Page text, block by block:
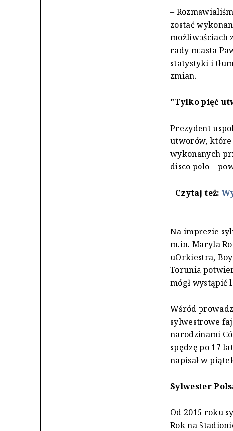
–
zostać
możliwościach
rady miasta
statystyki i
zmian.
"Tylko pięć
Prezydent
utworów, które
wykonanych
disco polo –
Czytaj też:
Na imprezie
m.in. Maryla
uOrkiestra,
Torunia
mógł wystąpić
Wśród
sylwestrowe
narodzinami
spędzę po 17
napisał w
Sylwester
Od 2015 roku
Rok na